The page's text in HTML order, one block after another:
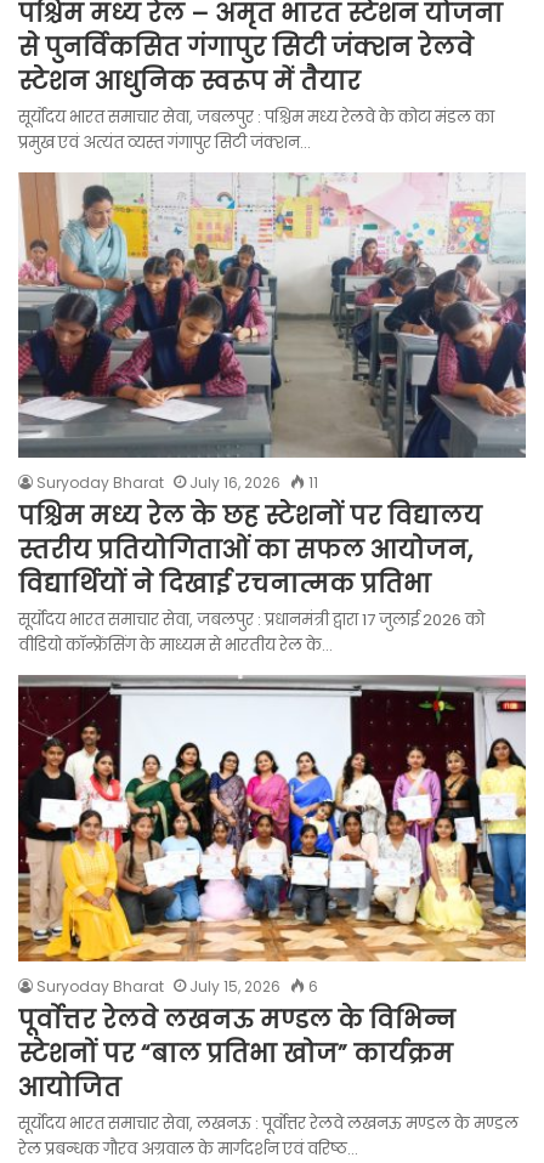
पश्चिम मध्य रेल – अमृत भारत स्टेशन योजना
से पुनर्विकसित गंगापुर सिटी जंक्शन रेलवे
स्टेशन आधुनिक स्वरूप में तैयार
सूर्योदय भारत समाचार सेवा, जबलपुर : पश्चिम मध्य रेलवे के कोटा मंडल का
प्रमुख एवं अत्यंत व्यस्त गंगापुर सिटी जंक्शन…
Suryoday Bharat July 16, 2026 11
पश्चिम मध्य रेल के छह स्टेशनों पर विद्यालय
स्तरीय प्रतियोगिताओं का सफल आयोजन,
विद्यार्थियों ने दिखाई रचनात्मक प्रतिभा
सूर्योदय भारत समाचार सेवा, जबलपुर : प्रधानमंत्री द्वारा 17 जुलाई 2026 को
वीडियो कॉन्फ्रेंसिंग के माध्यम से भारतीय रेल के…
Suryoday Bharat July 15, 2026 6
पूर्वाेत्तर रेलवे लखनऊ मण्डल के विभिन्न
स्टेशनों पर “बाल प्रतिभा खोज” कार्यक्रम
आयोजित
सूर्योदय भारत समाचार सेवा, लखनऊ : पूर्वोत्तर रेलवे लखनऊ मण्डल के मण्डल
रेल प्रबन्धक गौरव अग्रवाल के मार्गदर्शन एवं वरिष्ठ…